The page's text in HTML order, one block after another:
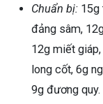
Chuẩn bị: 15g
đảng sâm,
12g miết
long cốt, 6g
9g đương quy.